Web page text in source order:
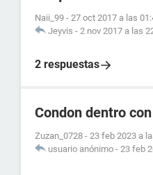
Naii_99 - 27 oct 2017 a las
Jeyvis - 2 nov 2017 a las
2 respuestas
Condon dentro
Zuzan_0728 - 23 feb 2023 a
usuario anónimo - 23 feb